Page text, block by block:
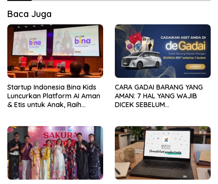
Baca Juga
Startup Indonesia Bina Kids
Luncurkan Platform AI Aman
& Etis untuk Anak, Raih
CARA GADAI BARANG YANG
AMAN: 7 HAL YANG WAJIB
DICEK SEBELUM